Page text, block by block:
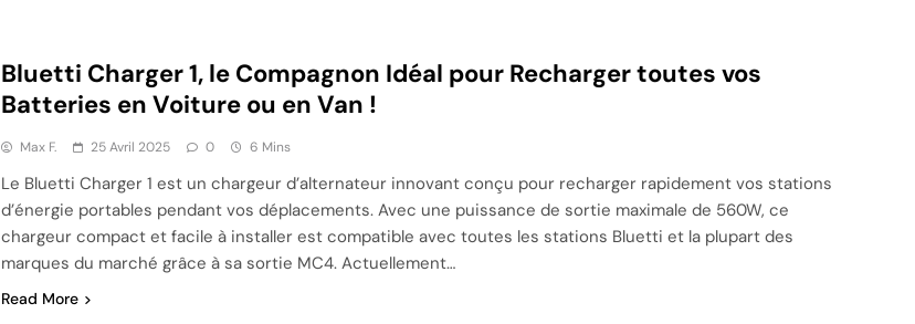
Bluetti Charger 1, le Compagnon Idéal pour Recharger toutes vos
Batteries en Voiture ou en Van !
Max F. 25 Avril 2025 0 6 Mins
Le Bluetti Charger 1 est un chargeur d’alternateur innovant conçu pour recharger rapidement vos stations
d’énergie portables pendant vos déplacements. Avec une puissance de sortie maximale de 560W, ce
chargeur compact et facile à installer est compatible avec toutes les stations Bluetti et la plupart des
marques du marché grâce à sa sortie MC4. Actuellement…
Read More